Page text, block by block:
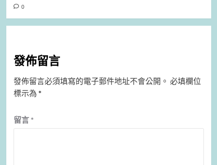
0
發佈留言
發佈留言必須填寫的電子郵件地址不會公開。 必填欄位
標示為 *
留言 *